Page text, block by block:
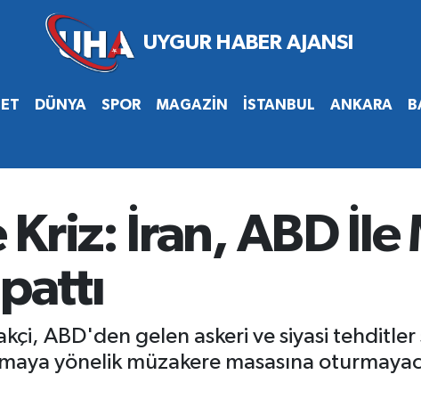
DÜNYA SPOR MAGAZİN İSTANBUL ANKARA
İran, ABD İle
ABD'den gelen askeri ve siyasi
yönelik müzakere masasına